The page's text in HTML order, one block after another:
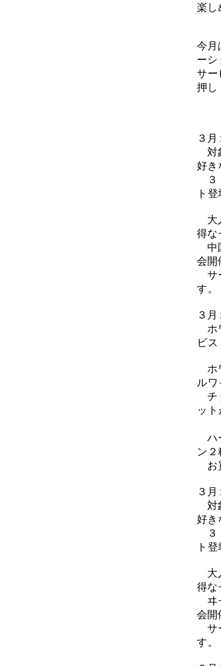
楽
今月
ー
サー
押し
３
対
好き
３
ト
大
得な
中
会開
サ
す。
３
ホ
ビス
ホ
ル
チ
ッ
ハ
ン
お
３
対
好き
３
ト
大
得な
ヰ
会開
サ
す。